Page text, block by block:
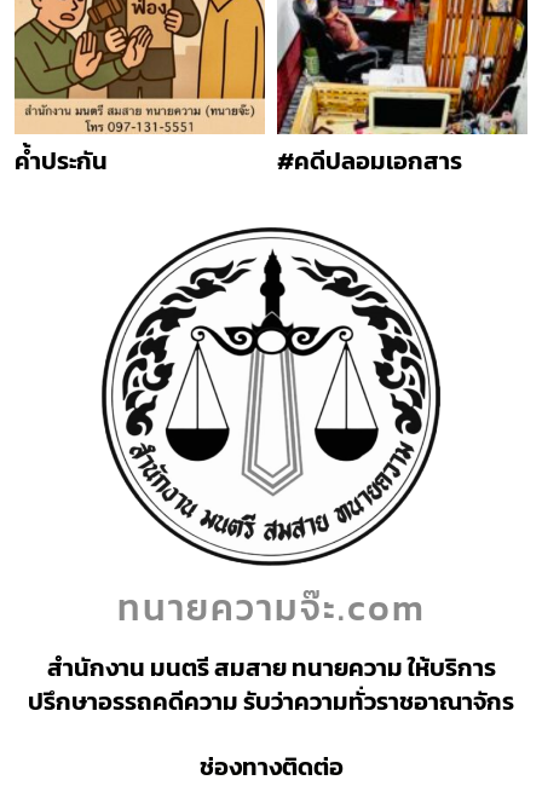
ค้ำประกัน #คดีปลอมเอกสาร
ทนายความจ๊ะ.com
สำนักงาน มนตรี สมสาย ทนายความ ให้บริการ
ปรึกษาอรรถคดีความ รับว่าความทั่วราชอาณาจักร
ช่องทางติดต่อ